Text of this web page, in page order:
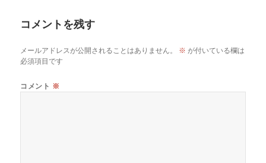
コメントを残す
メールアドレスが公開されることはありません。 ※ が付いている欄は
必須項目です
コメント ※